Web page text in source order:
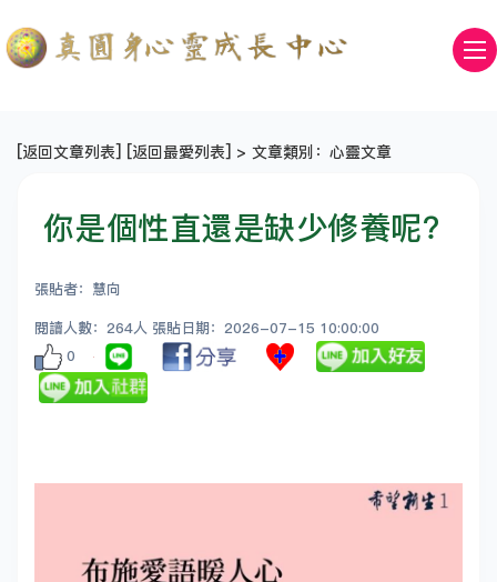
[返回文章列表] [返回最愛列表] > 文章類別：心靈文章
你是個性直還是缺少修養呢？
張貼者：慧向
閱讀人數：264人 張貼日期：2026-07-15 10:00:00
0